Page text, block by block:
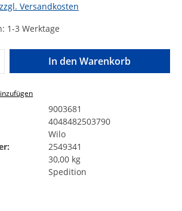
Versandkosten
1-3 Werktage
Gib den gewünschten
In den Warenkorb
9003681
4048482503790
Wilo
2549341
30,00 kg
Spedition